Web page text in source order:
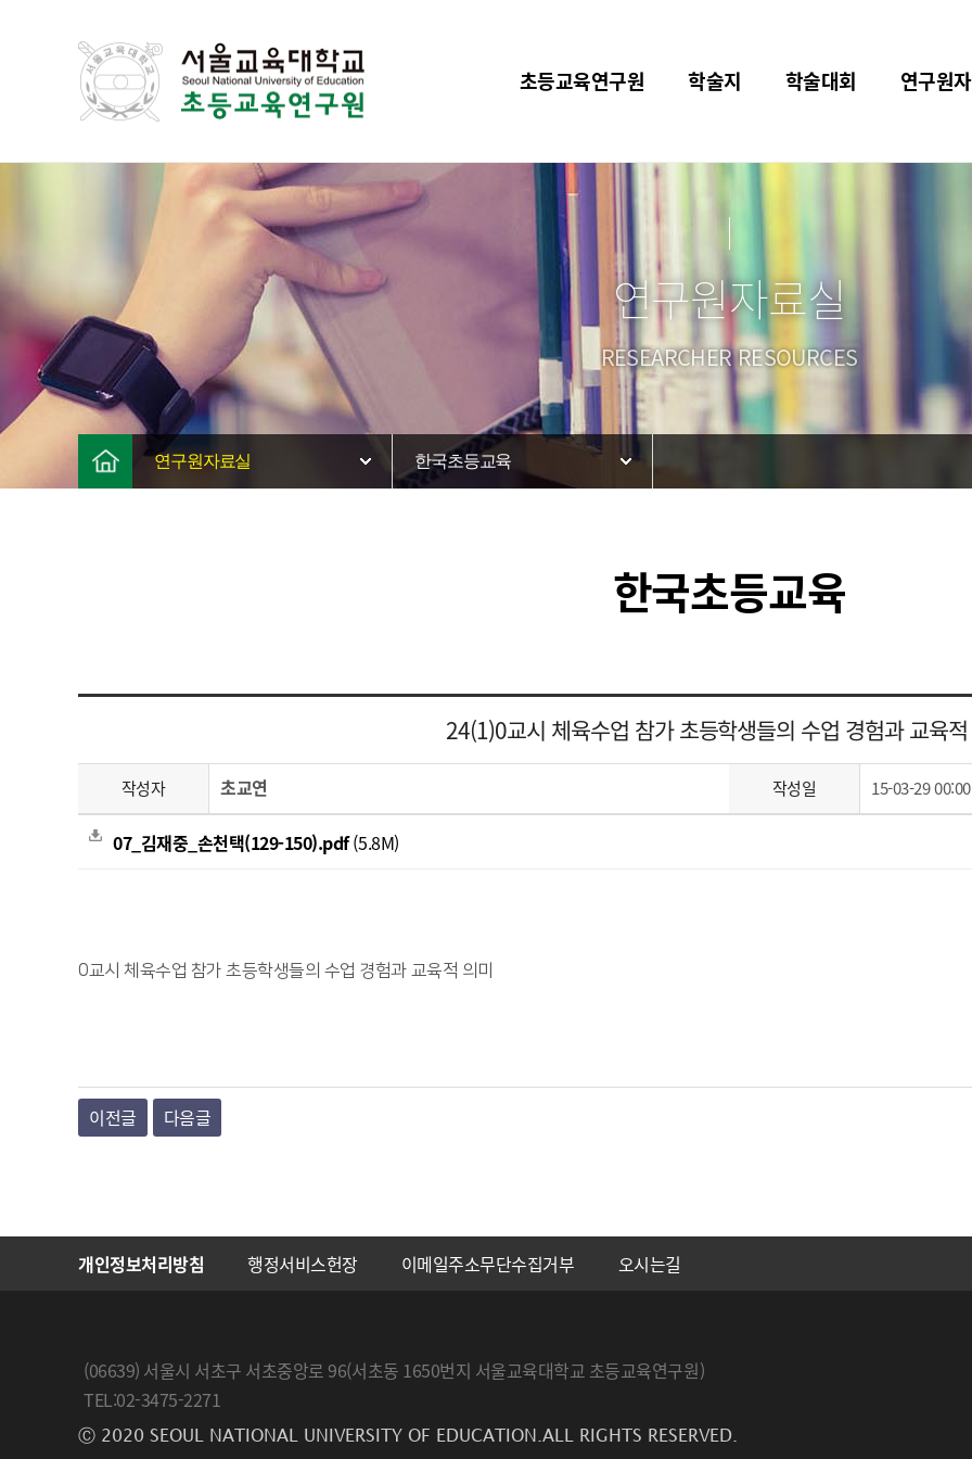
초등교육연구원 학술지 학술대회 연구원
연구원자료실
RESEARCHER RESOURCES
연구원자료실 한국초등교육
한국초등교육
24(1)0교시 체육수업 참가 초등학생들의 수업 경험과 교육
작성자 초교연 작성일 15-03-29 00:00
07_김재중_손천택(129-150).pdf(5.8M)
0교시 체육수업 참가 초등학생들의 수업 경험과 교육적 의미
이전글 다음글
개인정보처리방침 행정서비스헌장 이메일주소무단수집거부 오시는길
(06639) 서울시 서초구 서초중앙로 96(서초동 1650번지 서울교육대학교 초등교육연구원)
TEL:02-3475-2271
Ⓒ 2020 SEOUL NATIONAL UNIVERSITY OF EDUCATION.ALL RIGHTS RESERVED.